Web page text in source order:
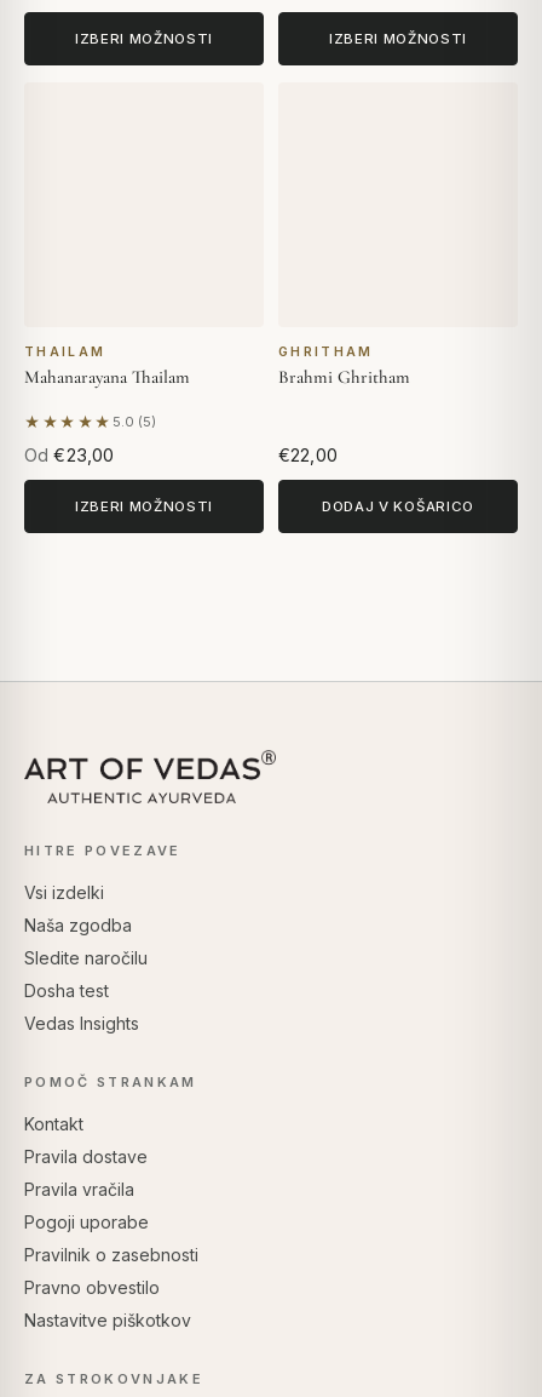
IZBERI MOŽNOSTI IZBERI MOŽNOSTI
THAILAM
Mahanarayana Thailam
★★★★★ 5.0 (5)
Na podlagi 5 mnenj
Od €23,00
IZBERI MOŽNOSTI
GHRITHAM
Brahmi Ghritham
€22,00
DODAJ V KOŠARICO
HITRE POVEZAVE
Vsi izdelki
Naša zgodba
Sledite naročilu
Dosha test
Vedas Insights
POMOČ STRANKAM
Kontakt
Pravila dostave
Pravila vračila
Pogoji uporabe
Pravilnik o zasebnosti
Pravno obvestilo
Nastavitve piškotkov
ZA STROKOVNJAKE